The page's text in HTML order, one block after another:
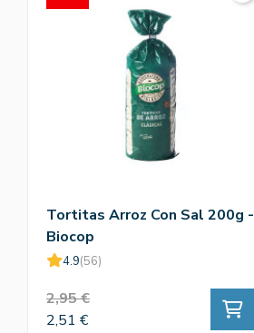
Tortitas Arroz Con Sal 200g -
Biocop
4.9(56)
2,95 €
2,51 €